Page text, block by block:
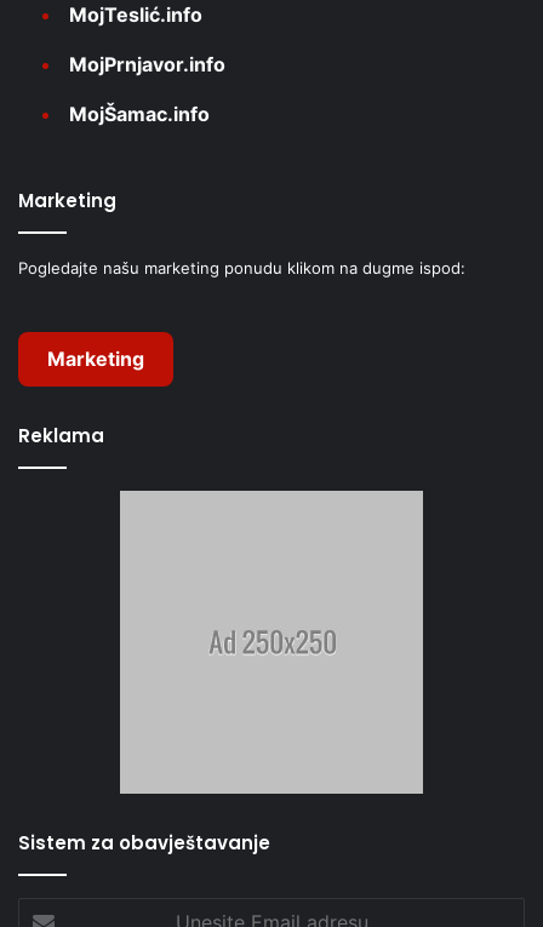
MojTeslić.info
MojPrnjavor.info
MojŠamac.info
Marketing
Pogledajte našu marketing ponudu klikom na dugme ispod:
Marketing
Reklama
Sistem za obavještavanje